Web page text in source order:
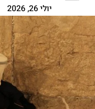
יולי 26, 2026